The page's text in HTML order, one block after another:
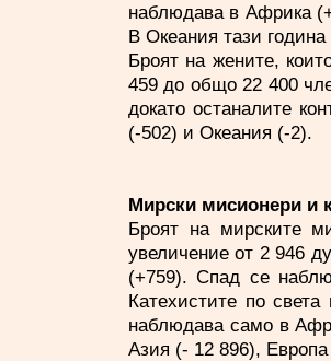
наблюдава в Африка
В Океания тази
Броят на жените,
459 до общо 22 400
докато останалите
(-502) и Океания (-2).
Мирски мисионери и
Броят на мирските
увеличение от 2 946
(+759). Спад се
Катехистите по
наблюдава само в
Азия (- 12 896),